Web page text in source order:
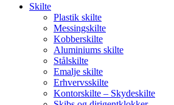
Skilte
Plastik skilte
Messingskilte
Kobberskilte
Aluminiums skilte
Stålskilte
Emalje skilte
Erhvervsskilte
Kontorskilte – Skydeskilte